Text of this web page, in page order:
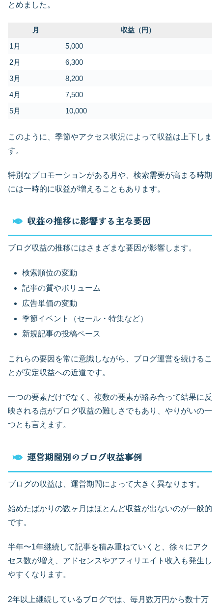
とめました。
月 収益（円）
1月
5,000
2月
6,300
3月
8,200
4月
7,500
5月
10,000
このように、季節やアクセス状況によって収益は上下しま
す。
特別なプロモーションがある月や、検索需要が高まる時期
には一時的に収益が増えることもあります。
収益の推移に影響する主な要因
ブログ収益の推移にはさまざまな要因が影響します。
検索順位の変動
記事の質やボリューム
広告単価の変動
季節イベント（セール・特集など）
新規記事の投稿ペース
これらの要因を常に意識しながら、ブログ運営を続けるこ
とが安定収益への近道です。
一つの要素だけでなく、複数の要素が絡み合って結果に反
映される点がブログ収益の難しさでもあり、やりがいの一
つとも言えます。
運営期間別のブログ収益事例
ブログの収益は、運営期間によって大きく異なります。
始めたばかりの数ヶ月はほとんど収益が出ないのが一般的
です。
半年〜1年継続して記事を積み重ねていくと、徐々にアク
セス数が増え、アドセンスやアフィリエイト收入も発生し
やすくなります。
2年以上継続しているブログでは、毎月数万円から数十万